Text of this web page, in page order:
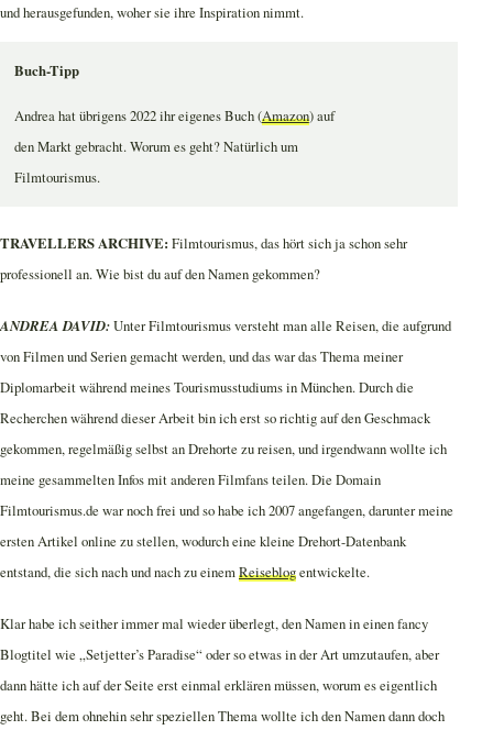
und herausgefunden, woher sie ihre Inspiration nimmt.
Buch-Tipp
Andrea hat übrigens 2022 ihr eigenes Buch (Amazon) auf
den Markt gebracht. Worum es geht? Natürlich um
Filmtourismus.
TRAVELLERS ARCHIVE: Filmtourismus, das hört sich ja schon sehr
professionell an. Wie bist du auf den Namen gekommen?
ANDREA DAVID:Unter Filmtourismus versteht man alle Reisen, die aufgrund
von Filmen und Serien gemacht werden, und das war das Thema meiner
Diplomarbeit während meines Tourismusstudiums in München. Durch die
Recherchen während dieser Arbeit bin ich erst so richtig auf den Geschmack
gekommen, regelmäßig selbst an Drehorte zu reisen, und irgendwann wollte ich
meine gesammelten Infos mit anderen Filmfans teilen. Die Domain
Filmtourismus.de war noch frei und so habe ich 2007 angefangen, darunter meine
ersten Artikel online zu stellen, wodurch eine kleine Drehort-Datenbank
entstand, die sich nach und nach zu einemReiseblogentwickelte.
Klar habe ich seither immer mal wieder überlegt, den Namen in einen fancy
Blogtitel wie „Setjetter’s Paradise“ oder so etwas in der Art umzutaufen, aber
dann hätte ich auf der Seite erst einmal erklären müssen, worum es eigentlich
geht. Bei dem ohnehin sehr speziellen Thema wollte ich den Namen dann doch